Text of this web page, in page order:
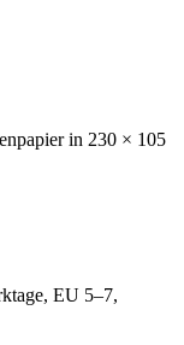
in 230 × 105
EU 5–7,